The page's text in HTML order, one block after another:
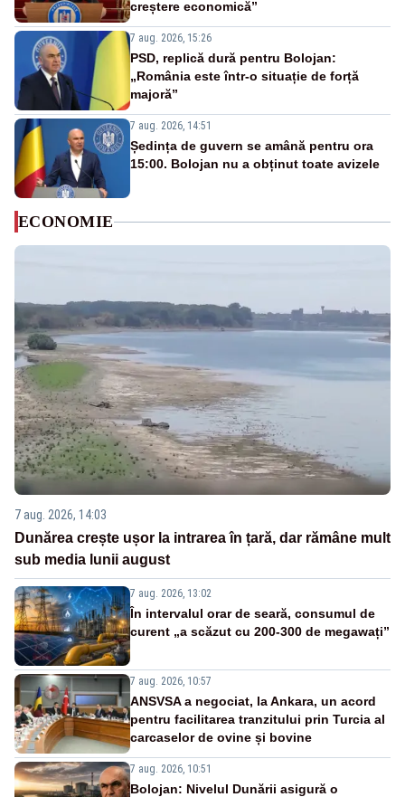
creștere economică”
7 aug. 2026, 15:26
PSD, replică dură pentru Bolojan:
„România este într-o situație de forță
majoră”
7 aug. 2026, 14:51
Ședința de guvern se amână pentru ora
15:00. Bolojan nu a obținut toate avizele
ECONOMIE
7 aug. 2026, 14:03
Dunărea crește ușor la intrarea în țară, dar rămâne mult
sub media lunii august
7 aug. 2026, 13:02
În intervalul orar de seară, consumul de
curent „a scăzut cu 200-300 de megawați”
7 aug. 2026, 10:57
ANSVSA a negociat, la Ankara, un acord
pentru facilitarea tranzitului prin Turcia al
carcaselor de ovine și bovine
7 aug. 2026, 10:51
Bolojan: Nivelul Dunării asigură o